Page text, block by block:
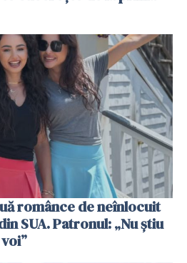
românce de neînlocuit
SUA. Patronul: „Nu știu